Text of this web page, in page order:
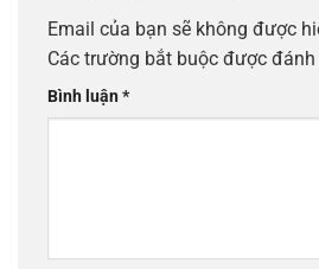
Email của bạn sẽ không được
Các trường bắt buộc được đánh
Bình luận*